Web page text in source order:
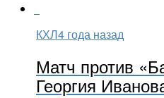
КХЛ4 года назад
Матч против
Георгия